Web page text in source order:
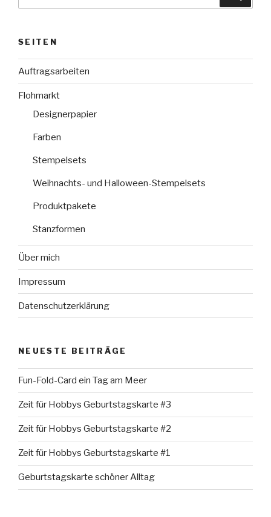
SEITEN
Auftragsarbeiten
Flohmarkt
Designerpapier
Farben
Stempelsets
Weihnachts- und Halloween-Stempelsets
Produktpakete
Stanzformen
Über mich
Impressum
Datenschutzerklärung
NEUESTE BEITRÄGE
Fun-Fold-Card ein Tag am Meer
Zeit für Hobbys Geburtstagskarte #3
Zeit für Hobbys Geburtstagskarte #2
Zeit für Hobbys Geburtstagskarte #1
Geburtstagskarte schöner Alltag